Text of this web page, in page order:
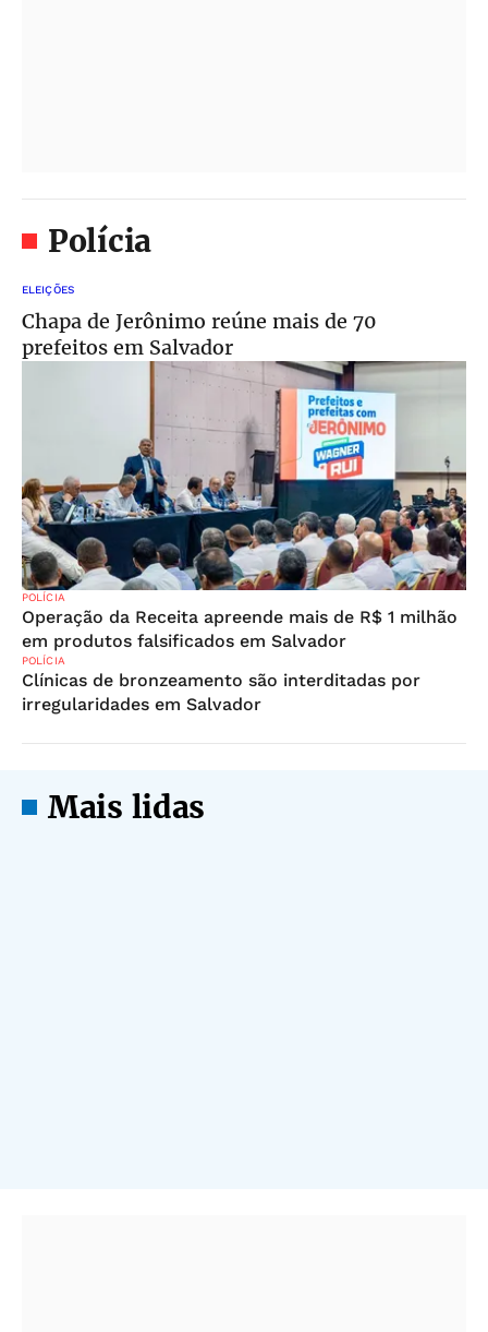
Polícia
ELEIÇÕES
Chapa de Jerônimo reúne mais de 70
prefeitos em Salvador
POLÍCIA
Operação da Receita apreende mais de R$ 1 milhão
em produtos falsificados em Salvador
POLÍCIA
Clínicas de bronzeamento são interditadas por
irregularidades em Salvador
Mais lidas